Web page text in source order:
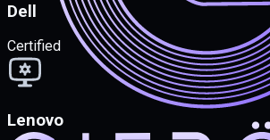
Dell
Certified
Lenovo